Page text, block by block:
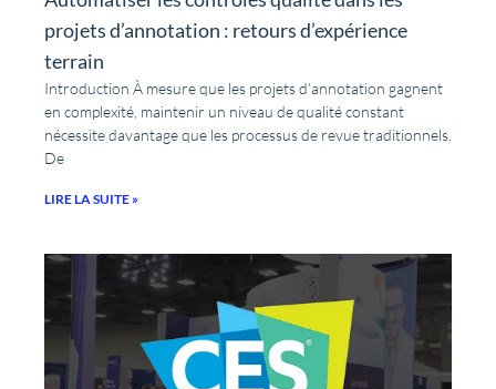
projets d’annotation : retours d’expérience
terrain
Introduction À mesure que les projets d’annotation gagnent
en complexité, maintenir un niveau de qualité constant
nécessite davantage que les processus de revue traditionnels.
De
LIRE LA SUITE »